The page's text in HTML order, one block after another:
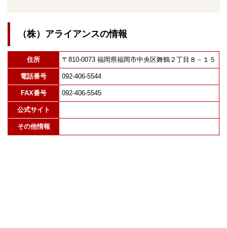
（株）アライアンスの情報
住所 〒810-0073 福岡県福岡市中央区舞鶴２丁目８－１５
電話番号 092-406-5544
FAX番号 092-406-5545
公式サイト
その他情報